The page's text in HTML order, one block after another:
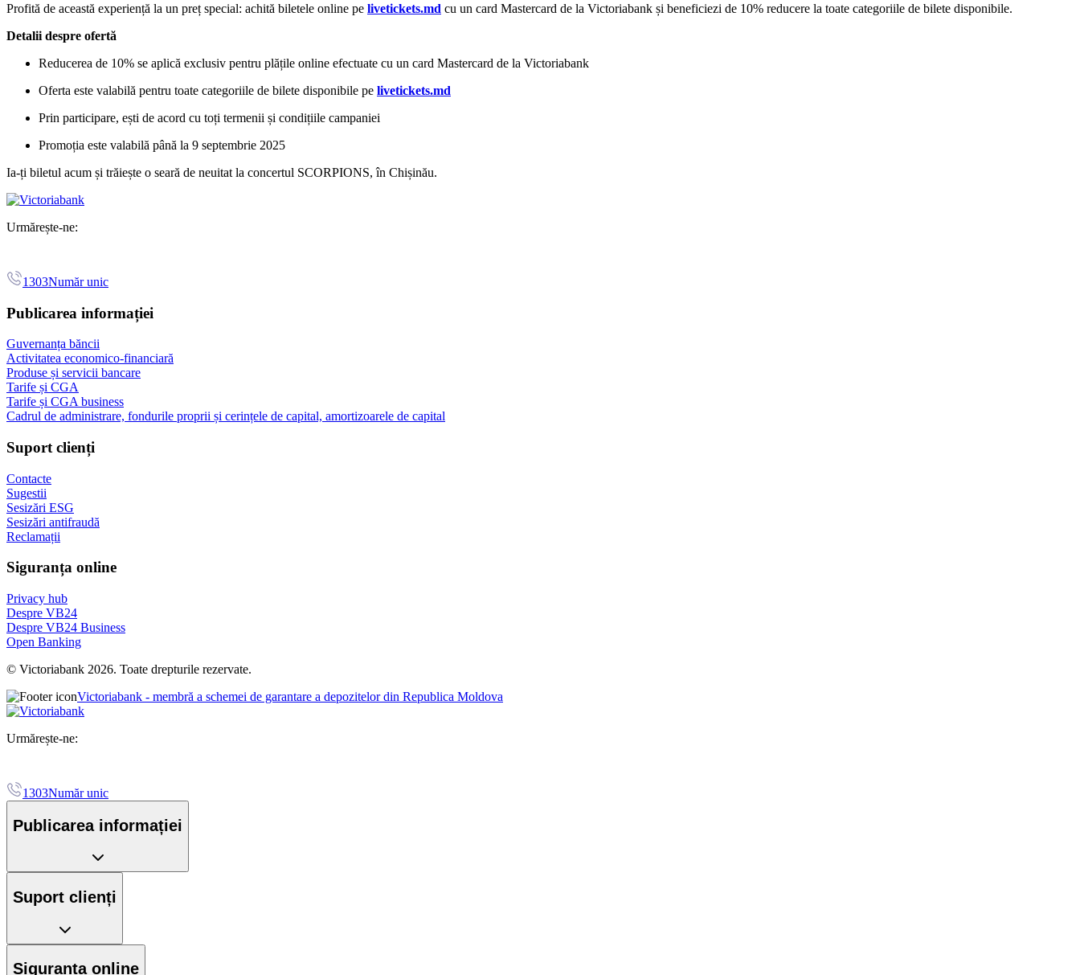
Profită de această experiență la un preț special: achită biletele online pe livetickets.md cu un card Mastercard de la Victoriabank și beneficiezi de 10% reducere la toate categoriile de bilete disponibile.
Detalii despre ofertă
Reducerea de 10% se aplică exclusiv pentru plățile online efectuate cu un card Mastercard de la Victoriabank
Oferta este valabilă pentru toate categoriile de bilete disponibile pe livetickets.md
Prin participare, ești de acord cu toți termenii și condițiile campaniei
Promoția este valabilă până la 9 septembrie 2025
Ia-ți biletul acum și trăiește o seară de neuitat la concertul SCORPIONS, în Chișinău.
Urmărește-ne:
1303Număr unic
Publicarea informației
Guvernanța băncii
Activitatea economico-financiară
Produse și servicii bancare
Tarife și CGA
Tarife și CGA business
Cadrul de administrare, fondurile proprii și cerințele de capital, amortizoarele de capital
Suport clienți
Contacte
Sugestii
Sesizări ESG
Sesizări antifraudă
Reclamații
Siguranța online
Privacy hub
Despre VB24
Despre VB24 Business
Open Banking
© Victoriabank 2026. Toate drepturile rezervate.
Victoriabank - membră a schemei de garantare a depozitelor din Republica Moldova
Urmărește-ne:
1303Număr unic
Publicarea informației
Suport clienți
Siguranța online